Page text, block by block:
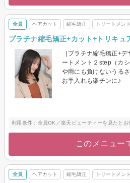
全員 ヘアカット 縮毛矯正 トリートメント
プラチナ縮毛矯正+カット+トリキ
［プラチナ縮毛矯正+
ートメント２step（カ
や雨にも負けないうる
お手入れも楽チンに♪
利用条件：全員OK／楽天ビューティーを見たとお
このメニュー
全員 ヘアカット 縮毛矯正 トリートメント